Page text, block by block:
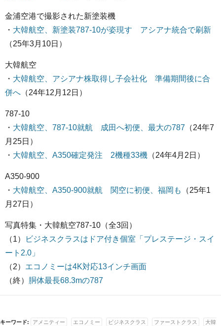
金浦空港で撮影された新塗装機
・ 大韓航空、新塗装787-10が姿現す アシアナ統合で刷新
（25年3月10日）
大韓航空
・ 大韓航空、アシアナ株取得し子会社化 準備期間後に合
併へ （24年12月12日）
787-10
・ 大韓航空、787-10就航 成田へ初便、最大の787 （24年7
月25日）
・ 大韓航空、A350確定発注 2機種33機 （24年4月2日）
A350-900
・ 大韓航空、A350-900就航 関空に初便、福岡も
（25年1
月27日）
写真特集・大韓航空787-10（全3回）
（1）
ビジネスクラスはドア付き個室「プレステージ・スイ
ート2.0」
（2） エコノミーは4K対応13インチ画面
（終）
胴体最長68.3mの787
キーワード: アメニティー エコノミー ビジネスクラス ファーストクラス 大韓